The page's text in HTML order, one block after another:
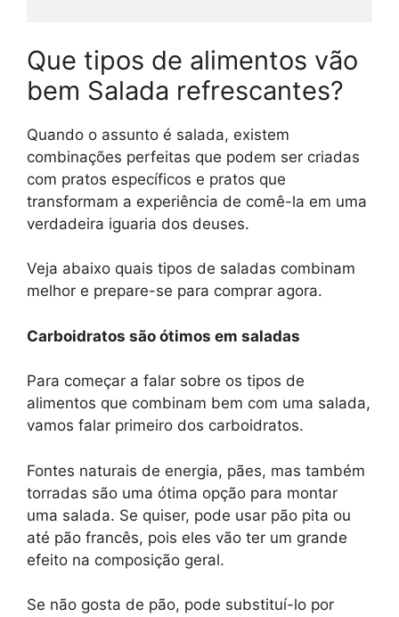
Que tipos de alimentos vão
bem Salada refrescantes?
Quando o assunto é salada, existem
combinações perfeitas que podem ser criadas
com pratos específicos e pratos que
transformam a experiência de comê-la em uma
verdadeira iguaria dos deuses.
Veja abaixo quais tipos de saladas combinam
melhor e prepare-se para comprar agora.
Carboidratos são ótimos em saladas
Para começar a falar sobre os tipos de
alimentos que combinam bem com uma salada,
vamos falar primeiro dos carboidratos.
Fontes naturais de energia, pães, mas também
torradas são uma ótima opção para montar
uma salada. Se quiser, pode usar pão pita ou
até pão francês, pois eles vão ter um grande
efeito na composição geral.
Se não gosta de pão, pode substituí-lo por